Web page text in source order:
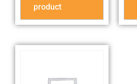
product